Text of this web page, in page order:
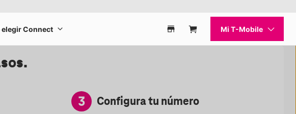
elegir Connect Por qué elegir Connect
Encuentra una tienda
Carrito
Mi T-Mobile
Configura tu número